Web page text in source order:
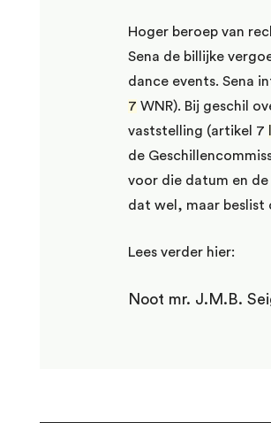
Hoger beroep van
Sena de billijke
dance events. Sena
7 WNR). Bij geschil
vaststelling (artikel 7
de
voor die datum en
dat wel, maar beslist
Lees verder hier:
Noot mr. J.M.B.